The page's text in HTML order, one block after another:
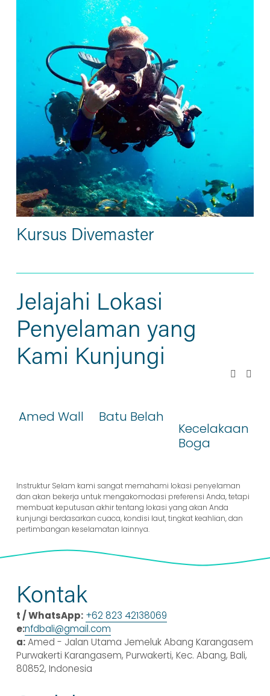
Kursus Divemaster
Jelajahi Lokasi
Penyelaman yang
Kami Kunjungi
Amed Wall Batu Belah
Kecelakaan
Boga
Instruktur Selam kami sangat memahami lokasi penyelaman
dan akan bekerja untuk mengakomodasi preferensi Anda, tetapi
membuat keputusan akhir tentang lokasi yang akan Anda
kunjungi berdasarkan cuaca, kondisi laut, tingkat keahlian, dan
pertimbangan keselamatan lainnya.
Kontak
t / WhatsApp: +62 823 42138069
e:nfdbali@gmail.com
a: Amed - Jalan Utama Jemeluk Abang Karangasem
Purwakerti Karangasem, Purwakerti, Kec. Abang, Bali,
80852, Indonesia